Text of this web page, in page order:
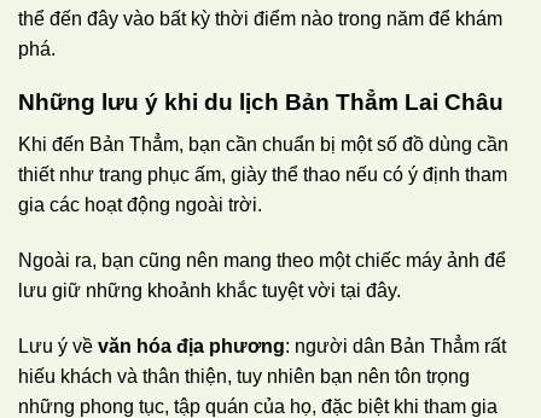
thể đến đây vào bất kỳ thời điểm nào trong năm để khám
phá.
Những lưu ý khi du lịch Bản Thẳm Lai Châu
Khi đến Bản Thẳm, bạn cần chuẩn bị một số đồ dùng cần
thiết như trang phục ấm, giày thể thao nếu có ý định tham
gia các hoạt động ngoài trời.
Ngoài ra, bạn cũng nên mang theo một chiếc máy ảnh để
lưu giữ những khoảnh khắc tuyệt vời tại đây.
Lưu ý về văn hóa địa phương: người dân Bản Thẳm rất
hiếu khách và thân thiện, tuy nhiên bạn nên tôn trọng
những phong tục, tập quán của họ, đặc biệt khi tham gia